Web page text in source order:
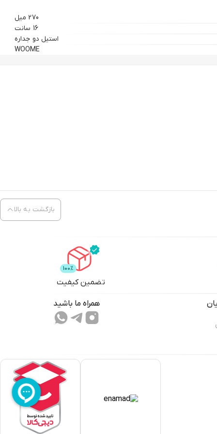
270 میل
16 سانت
استیل دو جداره
WOOME
بازگشت به بالا
تضمین کیفیت
همراه ما باشید